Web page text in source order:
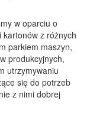
w oparciu o
kartonów z różnych
parkiem maszyn,
produkcyjnych,
utrzymywaniu
się do potrzeb
z nimi dobrej